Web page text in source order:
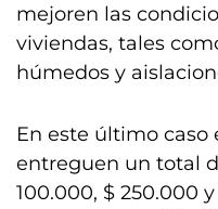
mejoren las
viviendas, tales
húmedos y
En este último caso
entreguen un total
100.000, $ 250.000